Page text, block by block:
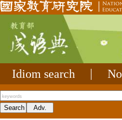
Idiom search